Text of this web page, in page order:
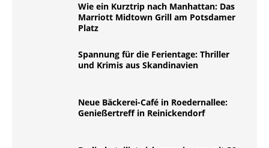
Wie ein Kurztrip nach Manhattan: Das
Marriott Midtown Grill am Potsdamer
Platz
Spannung für die Ferientage: Thriller
und Krimis aus Skandinavien
Neue Bäckerei-Café in Roedernallee:
Genießertreff in Reinickendorf